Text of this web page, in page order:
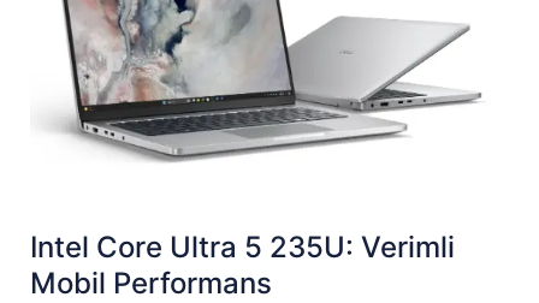
Intel Core Ultra 5 235U: Verimli
Mobil Performans